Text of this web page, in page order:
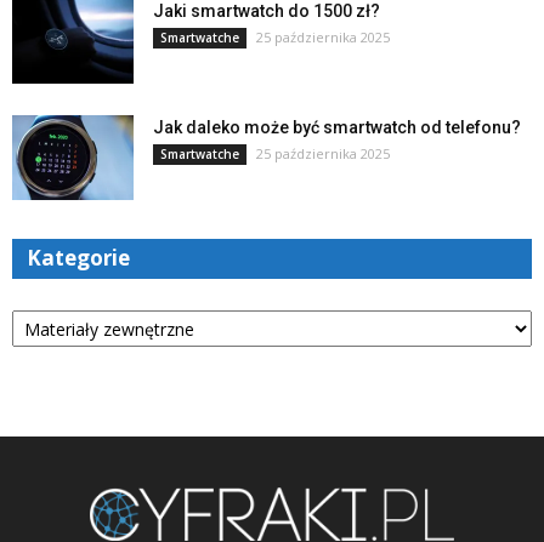
Jaki smartwatch do 1500 zł?
Smartwatche 25 października 2025
Jak daleko może być smartwatch od telefonu?
Smartwatche 25 października 2025
Kategorie
Kategorie